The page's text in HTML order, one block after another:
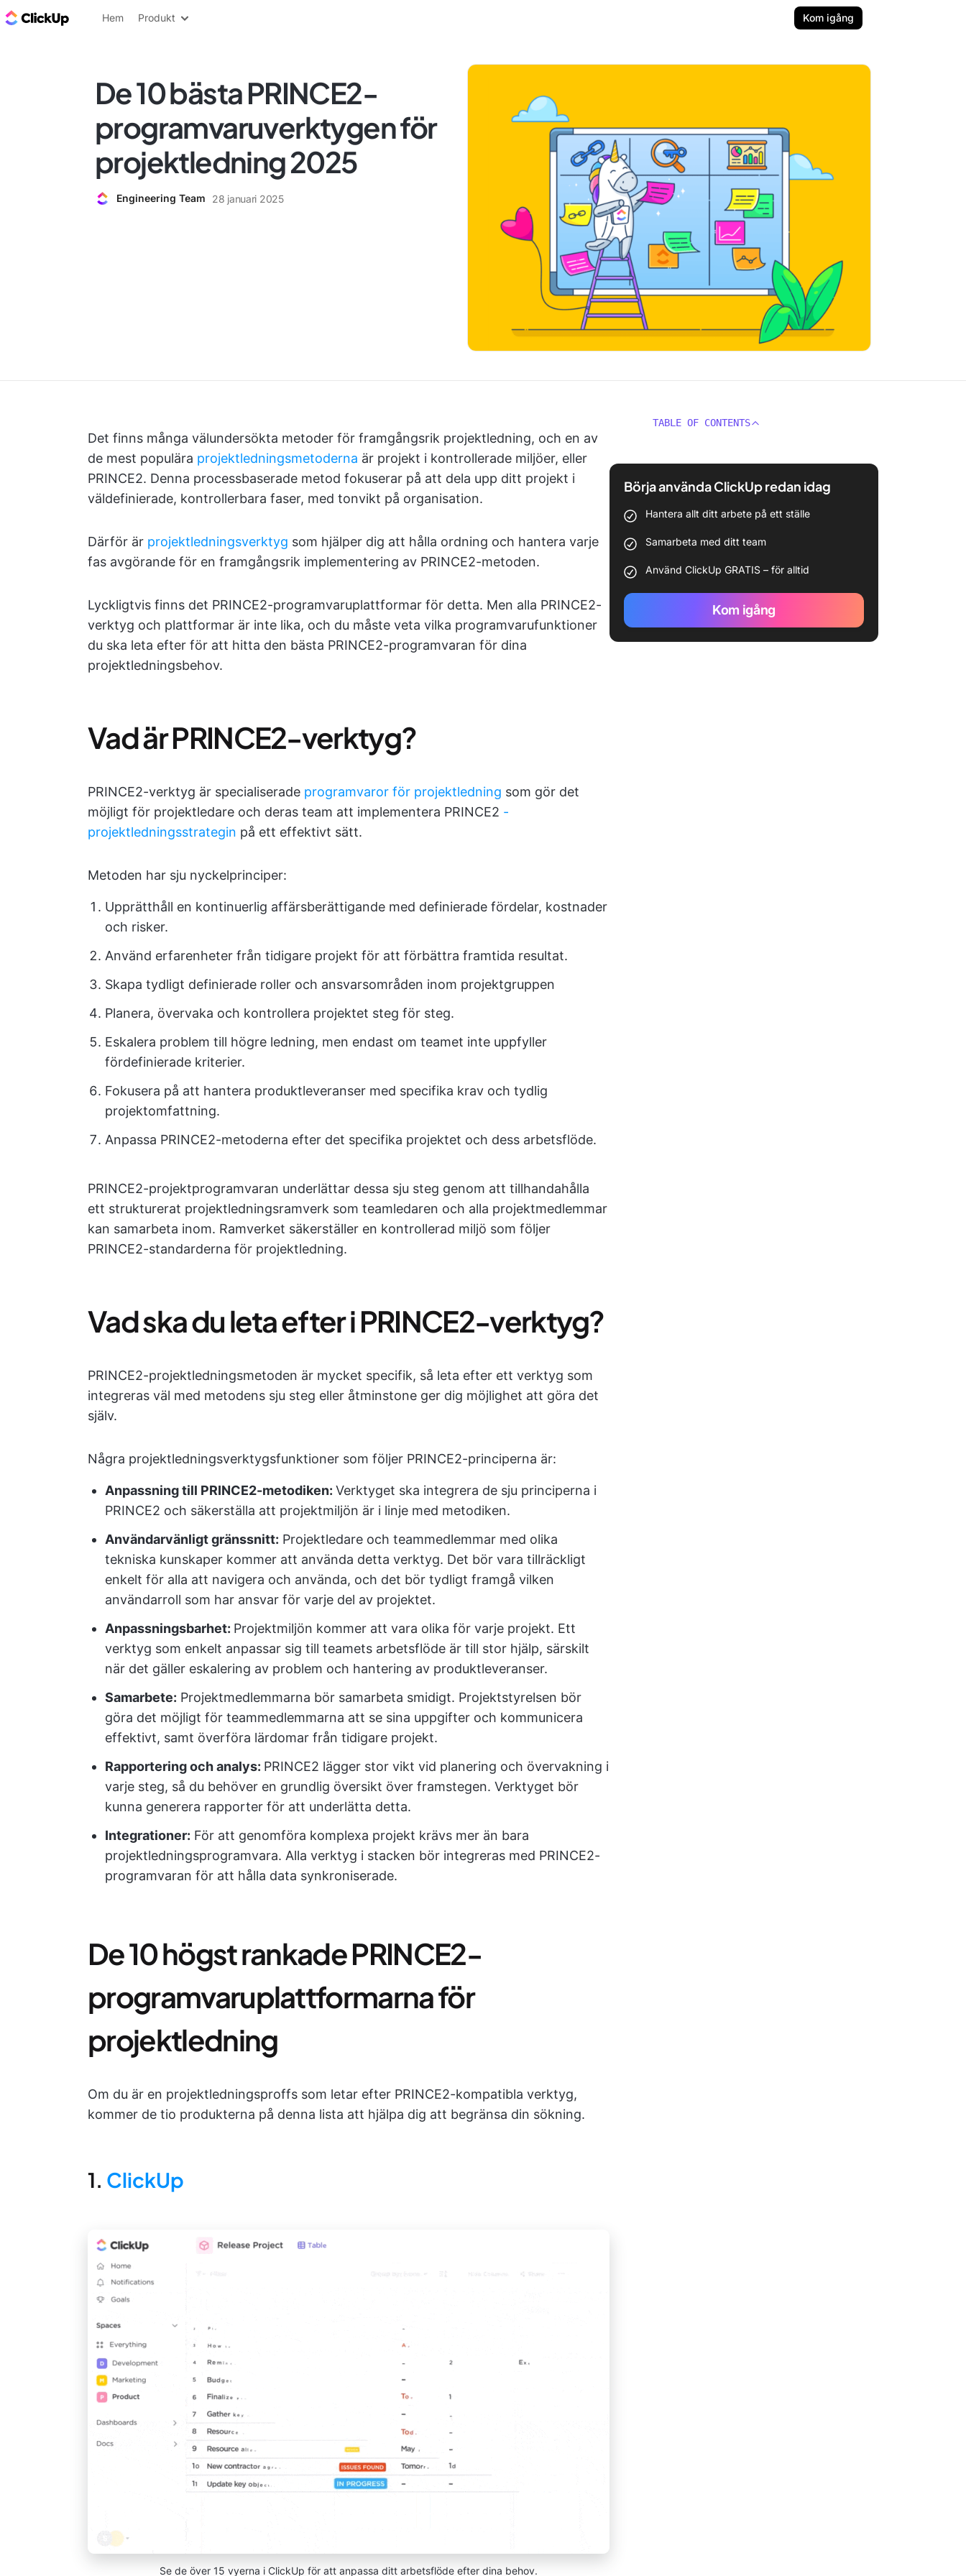
ClickUp-bloggen
Hem Produkt Kom igång
De 10 bästa PRINCE2-
programvaruverktygen för
projektledning 2025
Engineering Team 28 januari 2025
Det finns många välundersökta metoder för framgångsrik projektledning, och en av
de mest populära projektledningsmetoderna är projekt i kontrollerade miljöer, eller
PRINCE2. Denna processbaserade metod fokuserar på att dela upp ditt projekt i
väldefinierade, kontrollerbara faser, med tonvikt på organisation.
Därför är projektledningsverktyg som hjälper dig att hålla ordning och hantera varje
fas avgörande för en framgångsrik implementering av PRINCE2-metoden.
Lyckligtvis finns det PRINCE2-programvaruplattformar för detta. Men alla PRINCE2-
verktyg och plattformar är inte lika, och du måste veta vilka programvarufunktioner
du ska leta efter för att hitta den bästa PRINCE2-programvaran för dina
projektledningsbehov.
Vad är PRINCE2-verktyg?
PRINCE2-verktyg är specialiserade programvaror för projektledning som gör det
möjligt för projektledare och deras team att implementera PRINCE2 -
projektledningsstrategin på ett effektivt sätt.
Metoden har sju nyckelprinciper:
Upprätthåll en kontinuerlig affärsberättigande med definierade fördelar, kostnader
och risker.
Använd erfarenheter från tidigare projekt för att förbättra framtida resultat.
Skapa tydligt definierade roller och ansvarsområden inom projektgruppen
Planera, övervaka och kontrollera projektet steg för steg.
Eskalera problem till högre ledning, men endast om teamet inte uppfyller
fördefinierade kriterier.
Fokusera på att hantera produktleveranser med specifika krav och tydlig
projektomfattning.
Anpassa PRINCE2-metoderna efter det specifika projektet och dess arbetsflöde.
PRINCE2-projektprogramvaran underlättar dessa sju steg genom att tillhandahålla
ett strukturerat projektledningsramverk som teamledaren och alla projektmedlemmar
kan samarbeta inom. Ramverket säkerställer en kontrollerad miljö som följer
PRINCE2-standarderna för projektledning.
Vad ska du leta efter i PRINCE2-verktyg?
PRINCE2-projektledningsmetoden är mycket specifik, så leta efter ett verktyg som
integreras väl med metodens sju steg eller åtminstone ger dig möjlighet att göra det
själv.
Några projektledningsverktygsfunktioner som följer PRINCE2-principerna är:
Anpassning till PRINCE2-metodiken: Verktyget ska integrera de sju principerna i
PRINCE2 och säkerställa att projektmiljön är i linje med metodiken.
Användarvänligt gränssnitt: Projektledare och teammedlemmar med olika
tekniska kunskaper kommer att använda detta verktyg. Det bör vara tillräckligt
enkelt för alla att navigera och använda, och det bör tydligt framgå vilken
användarroll som har ansvar för varje del av projektet.
Anpassningsbarhet: Projektmiljön kommer att vara olika för varje projekt. Ett
verktyg som enkelt anpassar sig till teamets arbetsflöde är till stor hjälp, särskilt
när det gäller eskalering av problem och hantering av produktleveranser.
Samarbete: Projektmedlemmarna bör samarbeta smidigt. Projektstyrelsen bör
göra det möjligt för teammedlemmarna att se sina uppgifter och kommunicera
effektivt, samt överföra lärdomar från tidigare projekt.
Rapportering och analys: PRINCE2 lägger stor vikt vid planering och övervakning i
varje steg, så du behöver en grundlig översikt över framstegen. Verktyget bör
kunna generera rapporter för att underlätta detta.
Integrationer: För att genomföra komplexa projekt krävs mer än bara
projektledningsprogramvara. Alla verktyg i stacken bör integreras med PRINCE2-
programvaran för att hålla data synkroniserade.
De 10 högst rankade PRINCE2-
programvaruplattformarna för
projektledning
Om du är en projektledningsproffs som letar efter PRINCE2-kompatibla verktyg,
kommer de tio produkterna på denna lista att hjälpa dig att begränsa din sökning.
1. ClickUp
Se de över 15 vyerna i ClickUp för att anpassa ditt arbetsflöde efter dina behov.
TABLE OF CONTENTS
Börja använda ClickUp redan idag
Hantera allt ditt arbete på ett ställe
Samarbeta med ditt team
Använd ClickUp GRATIS – för alltid
Kom igång